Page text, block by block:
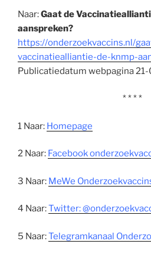
Naar:Gaat de
aanspreken?
https://onderzoekvaccins.nl/
vaccinatiealliantie-de-knmp-
Publicatiedatum webpagina
* * * *
1 Naar: Homepage
2 Naar: Facebook
3 Naar: MeWe
4 Naar:Twitter:
5 Naar:Telegramkanaal